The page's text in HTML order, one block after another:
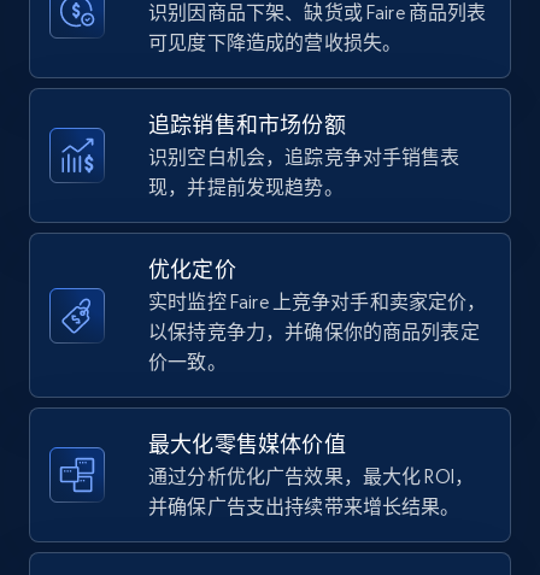
35.3K+ 5.7K+ 立即开始
Amazon products - find products by using
upc numbers
Title, Seller name, Brand, Description, Initial
35.3K+ 5.7K+ 立即开始
Amazon Reviews
URL, Product name, Product rating, Product
rating object, Product rating max, Rating,
Author name, Asin, and more.
识别因商品下架、缺货或 Faire 商品列表
可见度下降造成的营收损失。
追踪销售和市场份额
识别空白机会，追踪竞争对手销售表
现，并提前发现趋势。
优化定价
实时监控 Faire 上竞争对手和卖家定价，
以保持竞争力，并确保你的商品列表定
价一致。
最大化零售媒体价值
通过分析优化广告效果，最大化 ROI，
并确保广告支出持续带来增长结果。